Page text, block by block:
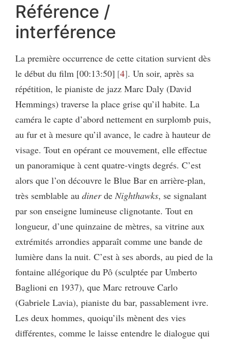
Référence /
interférence
La première occurrence de cette citation survient dès
le début du film [00:13:50] 4 . Un soir, après sa
répétition, le pianiste de jazz Marc Daly (David
Hemmings) traverse la place grise qu’il habite. La
caméra le capte d’abord nettement en surplomb puis,
au fur et à mesure qu’il avance, le cadre à hauteur de
visage. Tout en opérant ce mouvement, elle effectue
un panoramique à cent quatre-vingts degrés. C’est
alors que l’on découvre le Blue Bar en arrière-plan,
très semblable au dinerde Nighthawks, se signalant
par son enseigne lumineuse clignotante. Tout en
longueur, d’une quinzaine de mètres, sa vitrine aux
extrémités arrondies apparaît comme une bande de
lumière dans la nuit. C’est à ses abords, au pied de la
fontaine allégorique du Pô (sculptée par Umberto
Baglioni en 1937), que Marc retrouve Carlo
(Gabriele Lavia), pianiste du bar, passablement ivre.
Les deux hommes, quoiqu’ils mènent des vies
différentes, comme le laisse entendre le dialogue qui